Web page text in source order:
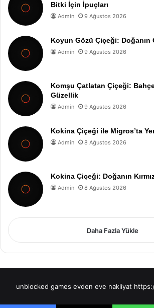
Bitki İçin İpuçları
Admin 9 Ağustos 2026
Koyun Gözü Çiçeği: Doğanın
Admin 9 Ağustos 2026
Komşu Çatlatan Çiçeği:
Güzellik
Admin 9 Ağustos 2026
Kokina Çiçeği ile Migros’ta
Admin 8 Ağustos 2026
Kokina Çiçeği: Doğanın
Admin 8 Ağustos 2026
Daha Fazla Yükle
unblocked games evden eve nakliyat